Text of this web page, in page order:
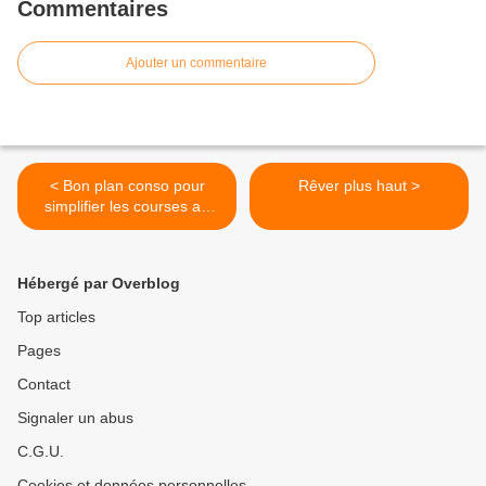
Commentaires
Ajouter un commentaire
< Bon plan conso pour
simplifier les courses au
quotidien et faire des
Rêver plus haut >
Hébergé par Overblog
Top articles
Pages
Contact
Signaler un abus
C.G.U.